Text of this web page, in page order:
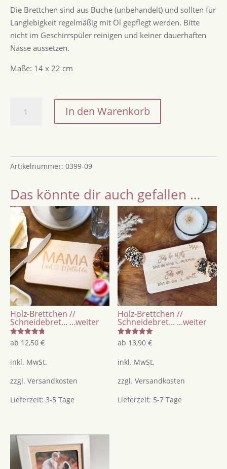
Die Brettchen sind aus Buche (unbehandelt) und sollten für
Langlebigkeit regelmäßig mit Öl gepflegt werden. Bitte
nicht im Geschirrspüler reinigen und keiner dauerhaften
Nässe aussetzen.
Maße: 14 x 22 cm
Brettchen
Brotzeitbrett
/
/
Geschenk
für
Oma
/
Geschenk
zum
Geburtstag
/
Oma
ist
wie
Mama
nur
Puderzucker
Menge
In den Warenkorb
Artikelnummer: 0399-09
Das könnte dir auch gefallen …
Holz-Brettchen //
Schneidebret... ...weiter
Bewertet
mit
von 5
ab 12,50 €
inkl. MwSt.
zzgl. Versandkosten
Lieferzeit: 3-5 Tage
Holz-Brettchen //
Schneidebret... ...weiter
Bewertet
mit
von 5
ab 13,90€
inkl. MwSt.
zzgl.Versandkosten
Lieferzeit: 5-7 Tage